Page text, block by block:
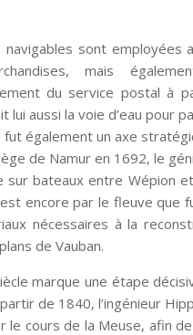
navigables sont
mais
du service postal à
lui aussi la voie d’eau pour
fut également un axe
de Namur en 1692, le
sur bateaux entre Wépion
encore par le fleuve
nécessaires à la
de Vauban.
marque une étape
de 1840, l’ingénieur
le cours de la Meuse, afin